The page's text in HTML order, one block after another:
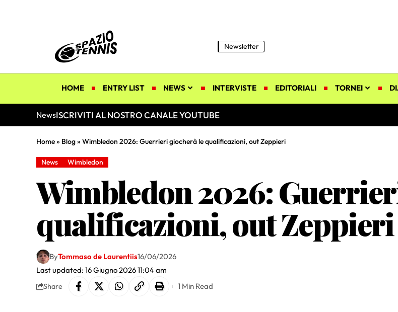
Newsletter
HOME ENTRY LIST NEWS INTERVISTE EDITORIALI TORNEI
NewsISCRIVITI AL NOSTRO CANALE YOUTUBE
Home» Blog» Wimbledon 2026: Guerrieri giocherà le qualificazioni, out Zeppieri
News Wimbledon
Wimbledon 2026:
qualificazioni, out Zeppieri
Last updated: 16 Giugno 2026 11:04 am
ByTommaso de Laurentiis16/06/2026
Share 1 Min Read